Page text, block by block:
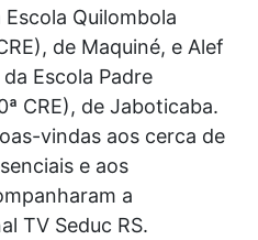
Escola Quilombola
de Maquiné, e Alef
Escola Padre
CRE), de Jaboticaba.
vindas aos cerca de
e aos
a
TV Seduc RS.